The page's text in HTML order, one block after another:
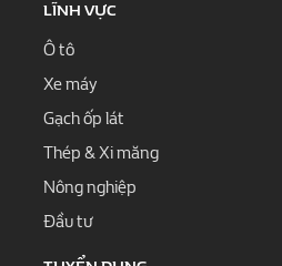
LĨNH VỰC
Ô tô
Xe máy
Gạch ốp lát
Thép & Xi măng
Nông nghiệp
Đầu tư